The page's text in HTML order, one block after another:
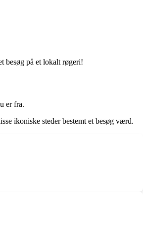
besøg på et lokalt røgeri!
er fra.
ikoniske steder bestemt et besøg værd.